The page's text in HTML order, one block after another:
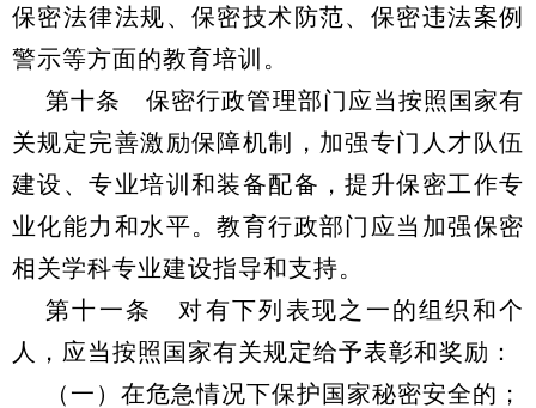
保密法律法规、保密技术防范、保密违法案例
警示等方面的教育培训。
第十条 保密行政管理部门应当按照国家有
关规定完善激励保障机制，加强专门人才队伍
建设、专业培训和装备配备，提升保密工作专
业化能力和水平。教育行政部门应当加强保密
相关学科专业建设指导和支持。
第十一条 对有下列表现之一的组织和个
人，应当按照国家有关规定给予表彰和奖励：
（一）在危急情况下保护国家秘密安全的；